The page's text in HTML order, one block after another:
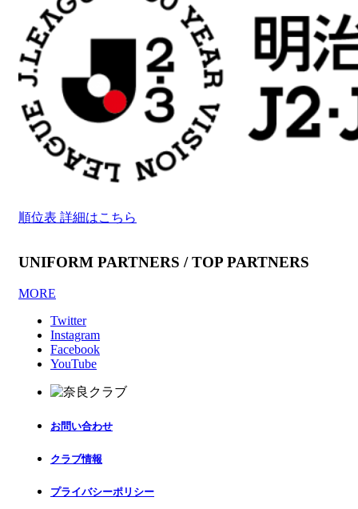
順位表 詳細はこちら
UNIFORM PARTNERS / TOP PARTNERS
MORE
Twitter
Instagram
Facebook
YouTube
お問い合わせ
クラブ情報
プライバシーポリシー